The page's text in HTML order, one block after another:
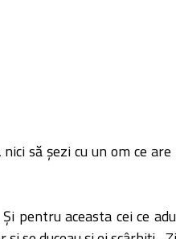
să şezi cu un om ce
pentru aceasta cei ce